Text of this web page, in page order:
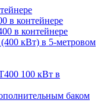
в контейнере
в контейнере
кВт) в 5-метровом
100 кВт в
баком